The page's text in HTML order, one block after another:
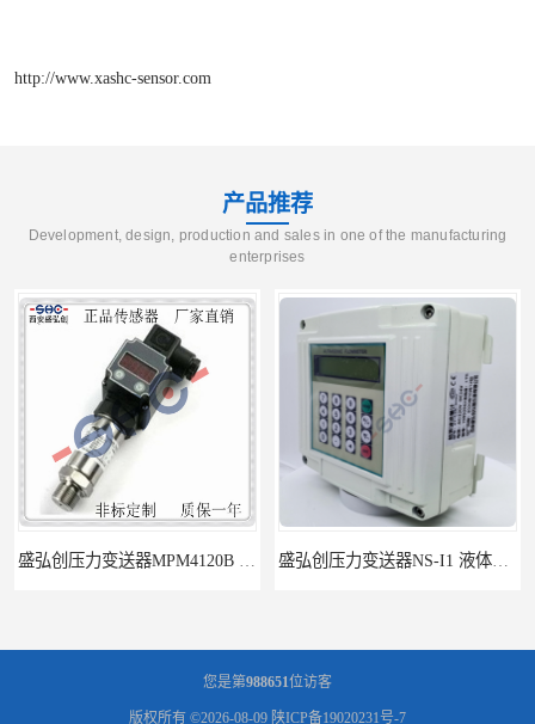
http://www.xashc-sensor.com
产品推荐
Development, design, production and sales in one of the manufacturing
enterprises
您是第988651位访客
版权所有 ©2026-08-09 陕ICP备19020231号-7